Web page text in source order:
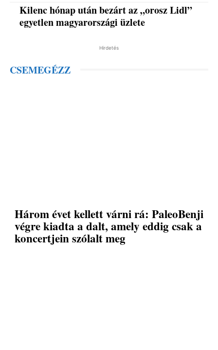
Kilenc hónap után bezárt az „orosz Lidl”
egyetlen magyarországi üzlete
Hirdetés
CSEMEGÉZZ
Három évet kellett várni rá: PaleoBenji
végre kiadta a dalt, amely eddig csak a
koncertjein szólalt meg